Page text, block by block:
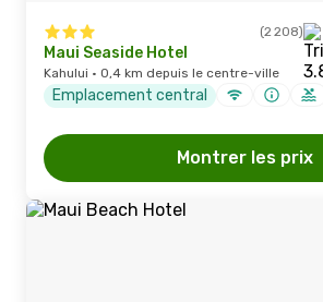
(2 208)
Maui Seaside Hotel
Kahului · 0,4 km depuis le centre-ville
Emplacement central
Montrer les prix